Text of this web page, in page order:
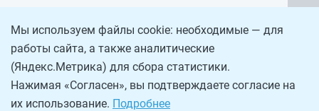
Мы используем файлы cookie: необходимые — для
работы сайта, а также аналитические
(Яндекс.Метрика) для сбора статистики.
Нажимая «Согласен», вы подтверждаете согласие на
их использование. Подробнее